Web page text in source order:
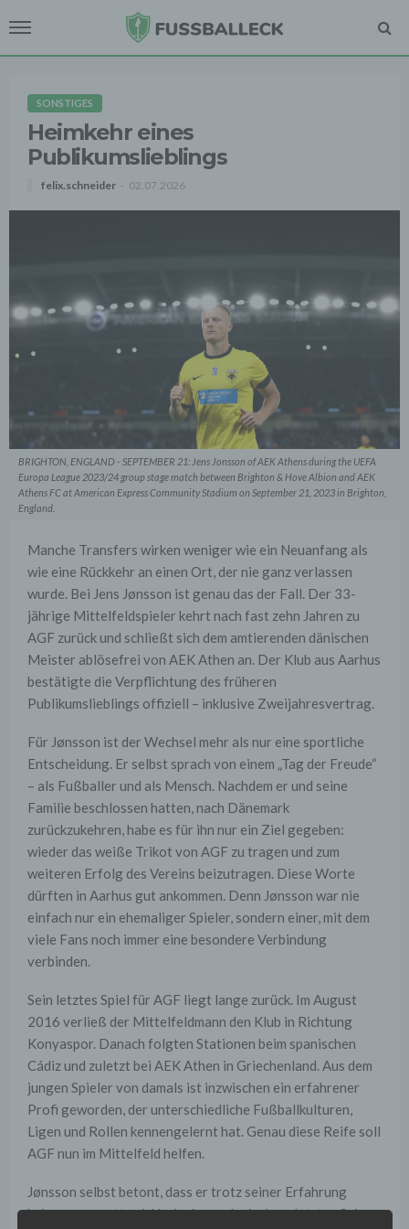
SONSTIGES
Heimkehr eines
Publikumslieblings
felix.schneider 02.07.2026
BRIGHTON, ENGLAND - SEPTEMBER 21: Jens Jonsson of AEK Athens during the UEFA
Europa League 2023/24 group stage match between Brighton & Hove Albion and AEK
Athens FC at American Express Community Stadium on September 21, 2023 in Brighton,
England.
Manche Transfers wirken weniger wie ein Neuanfang als
wie eine Rückkehr an einen Ort, der nie ganz verlassen
wurde. Bei Jens Jønsson ist genau das der Fall. Der 33-
jährige Mittelfeldspieler kehrt nach fast zehn Jahren zu
AGF zurück und schließt sich dem amtierenden dänischen
Meister ablösefrei von AEK Athen an. Der Klub aus Aarhus
bestätigte die Verpflichtung des früheren
Publikumslieblings offiziell – inklusive Zweijahresvertrag.
Für Jønsson ist der Wechsel mehr als nur eine sportliche
Entscheidung. Er selbst sprach von einem „Tag der Freude“
– als Fußballer und als Mensch. Nachdem er und seine
Familie beschlossen hatten, nach Dänemark
zurückzukehren, habe es für ihn nur ein Ziel gegeben:
wieder das weiße Trikot von AGF zu tragen und zum
weiteren Erfolg des Vereins beizutragen. Diese Worte
dürften in Aarhus gut ankommen. Denn Jønsson war nie
einfach nur ein ehemaliger Spieler, sondern einer, mit dem
viele Fans noch immer eine besondere Verbindung
verbinden.
Sein letztes Spiel für AGF liegt lange zurück. Im August
2016 verließ der Mittelfeldmann den Klub in Richtung
Konyaspor. Danach folgten Stationen beim spanischen
Cádiz und zuletzt bei AEK Athen in Griechenland. Aus dem
jungen Spieler von damals ist inzwischen ein erfahrener
Profi geworden, der unterschiedliche Fußballkulturen,
Ligen und Rollen kennengelernt hat. Genau diese Reife soll
AGF nun im Mittelfeld helfen.
Jønsson selbst betont, dass er trotz seiner Erfahrung
keineswegs satt sei. Nach einer schwierigen letzten Saison